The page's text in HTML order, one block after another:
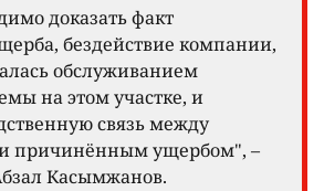
доказать факт
бездействие компании,
обслуживанием
на этом участке, и
связь между
причинённым ущербом", –
Касымжанов.